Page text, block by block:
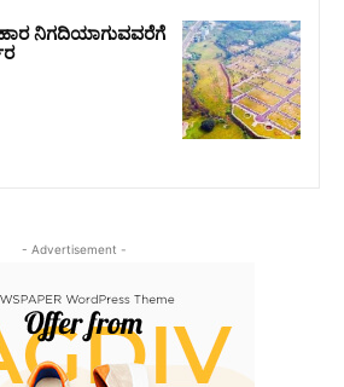
ನಿಗದಿಯಾಗುವವರೆಗೆ
- Advertisement -